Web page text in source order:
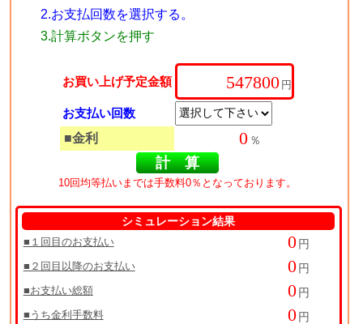
2.お支払回数を選択する。
3.計算ボタンを押す
お買い上げ予定金額 円
お支払い回数
■金利
％
10回均等払いまでは手数料0％となっております。
シミュレーション結果
■１回目のお支払い 円
■２回目以降のお支払い 円
■お支払い総額 円
■うち金利手数料 円